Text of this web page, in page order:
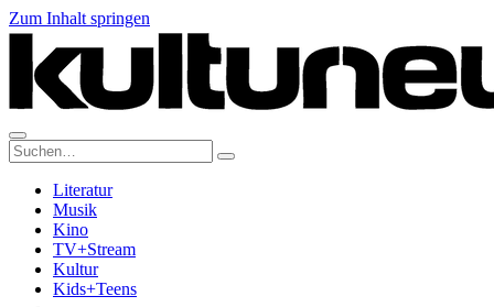
Zum Inhalt springen
Suche:
Literatur
Musik
Kino
TV+Stream
Kultur
Kids+Teens